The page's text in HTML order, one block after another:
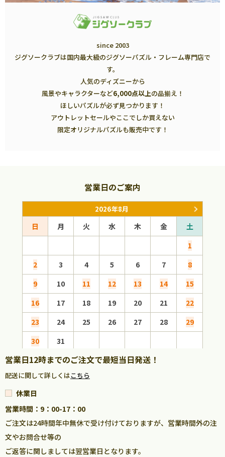
since 2003
ジグソークラブは国内最大級のジグソーパズル・フレーム専門店で
す。
人気のディズニーから
風景やキャラクターなど6,000点以上の品揃え！
ほしいパズルが必ず見つかります！
アウトレットセールやここでしか買えない
限定オリジナルパズルも販売中です！
営業日のご案内
2026年8月
日 月 火 水 木 金
土
1
2
3 4 5 6 7
8
9
10 11 12 13 14
15
16
17 18 19 20 21
22
23
24 25 26 27 28
29
30
31
営業日12時までのご注文で最短当日発送！
配送に関して詳しくはこちら
休業日
営業時間：9：00-17：00
ご注文は24時間年中無休で受け付けておりますが、営業時間外の注
文やお問合せ等の
ご返答に関しましては翌営業日となります。